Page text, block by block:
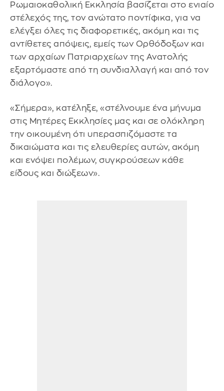
Ρωμαιοκαθολική Εκκλησία βασίζεται στο ενιαίο
στέλεχός της, τον ανώτατο ποντίφικα, για να
ελέγξει όλες τις διαφορετικές, ακόμη και τις
αντίθετες απόψεις, εμείς των Ορθόδοξων και
των αρχαίων Πατριαρχείων της Ανατολής
εξαρτόμαστε από τη συνδιαλλαγή και από τον
διάλογο».
«Σήμερα», κατέληξε, «στέλνουμε ένα μήνυμα
στις Μητέρες Εκκλησίες μας και σε ολόκληρη
την οικουμένη ότι υπερασπιζόμαστε τα
δικαιώματα και τις ελευθερίες αυτών, ακόμη
και ενόψει πολέμων, συγκρούσεων κάθε
είδους και διώξεων».